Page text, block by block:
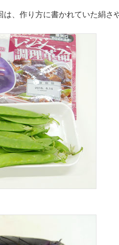
、作り方に書かれていた絹さ